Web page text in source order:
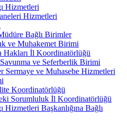
Hizmetleri
Hizmetleri
Bağlı Birimler
ve Muhakemet Birimi
Hakları İl Koordinatörlüğü
ve Seferberlik Birimi
Sermaye ve Muhasebe Hizmetleri
Koordinatörlüğü
Sorumluluk İl Koordinatörlüğü
Hizmetleri Başkanlığına Bağlı